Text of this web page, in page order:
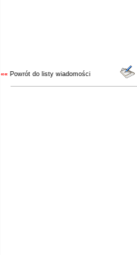
«« Powrót do listy wiadomości